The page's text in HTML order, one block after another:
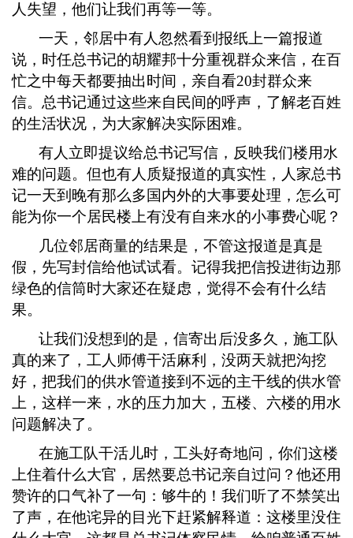
人失望，他们让我们再等一等。
一天，邻居中有人忽然看到报纸上一篇报道
说，时任总书记的胡耀邦十分重视群众来信，在百
忙之中每天都要抽出时间，亲自看20封群众来
信。总书记通过这些来自民间的呼声，了解老百姓
的生活状况，为大家解决实际困难。
有人立即提议给总书记写信，反映我们楼用水
难的问题。但也有人质疑报道的真实性，人家总书
记一天到晚有那么多国内外的大事要处理，怎么可
能为你一个居民楼上有没有自来水的小事费心呢？
几位邻居商量的结果是，不管这报道是真是
假，先写封信给他试试看。记得我把信投进街边那
绿色的信筒时大家还在疑虑，觉得不会有什么结
果。
让我们没想到的是，信寄出后没多久，施工队
真的来了，工人师傅干活麻利，没两天就把沟挖
好，把我们的供水管道接到不远的主干线的供水管
上，这样一来，水的压力加大，五楼、六楼的用水
问题解决了。
在施工队干活儿时，工头好奇地问，你们这楼
上住着什么大官，居然要总书记亲自过问？他还用
赞许的口气补了一句：够牛的！我们听了不禁笑出
了声，在他诧异的目光下赶紧解释道：这楼里没住